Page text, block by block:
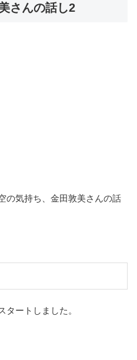
さんの話し2
の気持ち、金田敦美さんの話
タートしました。